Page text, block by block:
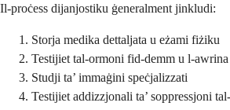
Il-proċess dijanjostiku ġeneralment jinkludi:
Storja medika dettaljata u eżami fiżiku
Testijiet tal-ormoni fid-demm u l-awrina
Studji ta’ immaġini speċjalizzati
Testijiet addizzjonali ta’ soppressjoni